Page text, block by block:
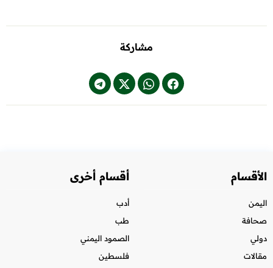
مشاركة
الأقسام
اليمن
صحافة
دولي
مقالات
أقسام أخرى
أدب
طب
الصمود اليمني
فلسطين